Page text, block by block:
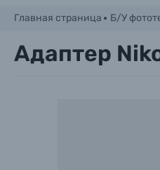
Главная страница Б/У
Адаптер